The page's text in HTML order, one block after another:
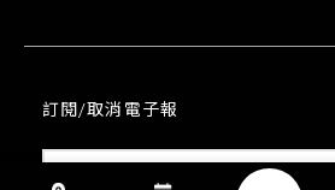
訂閱/取消電子報